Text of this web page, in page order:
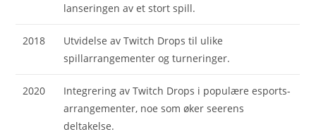
lanseringen av et stort spill.
2018
Utvidelse av Twitch Drops til ulike
spillarrangementer og turneringer.
2020
Integrering av Twitch Drops i populære esports-
arrangementer, noe som øker seerens
deltakelse.